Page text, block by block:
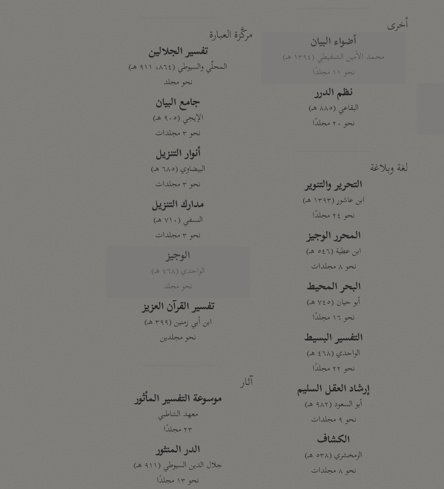
أخرى
أضواء البيان
محمد الأمين الشنقيطي (١٣٩٤ هـ)
نحو ١١ مجلدًا
نظم الدرر
البقاعي (٨٨٥ هـ)
نحو ٢٠ مجلدًا
لغة وبلاغة
التحرير والتنوير
ابن عاشور (١٣٩٣ هـ)
نحو ٢٤ مجلدًا
المحرر الوجيز
ابن عطية (٥٤٦ هـ)
نحو ٨ مجلدات
البحر المحيط
أبو حيان (٧٤٥ هـ)
نحو ١٦ مجلدًا
التفسير البسيط
الواحدي (٤٦٨ هـ)
نحو ٢٢ مجلدًا
إرشاد العقل السليم
أبو السعود (٩٨٢ هـ)
نحو ٩ مجلدات
الكشاف
الزمخشري (٥٣٨ هـ)
نحو ٨ مجلدات
مركَّزة العبارة
تفسير الجلالين
المحلّي والسيوطي (٨٦٤، ٩١١ هـ)
نحو مجلد
جامع البيان
الإيجي (٩٠٥ هـ)
نحو ٣ مجلدات
أنوار التنزيل
البيضاوي (٦٨٥ هـ)
نحو ٣ مجلدات
مدارك التنزيل
النسفي (٧١٠ هـ)
نحو ٣ مجلدات
الوجيز
الواحدي (٤٦٨ هـ)
نحو مجلد
تفسير القرآن العزيز
ابن أبي زمنين (٣٩٩ هـ)
نحو مجلدين
آثار
موسوعة التفسير المأثور
معهد الشاطبي
٢٣ مجلدًا
الدر المنثور
جلال الدين السيوطي (٩١١ هـ)
نحو ١٣ مجلدًا